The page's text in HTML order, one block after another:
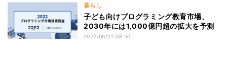
暮らし
子ども向けプログラミング教育市場、
2030年には1,000億円超の拡大を予測
2022/06/22 08:50